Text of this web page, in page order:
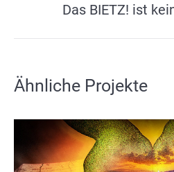
Das BIETZ! ist
Ähnliche Projekte